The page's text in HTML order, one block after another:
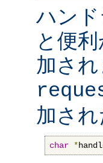
ハン
と便
加さ
加さ
char *